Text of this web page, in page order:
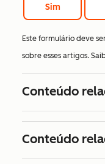
Sim
Este formulário deve
sobre esses artigos.
Conteúdo
Conteúdo